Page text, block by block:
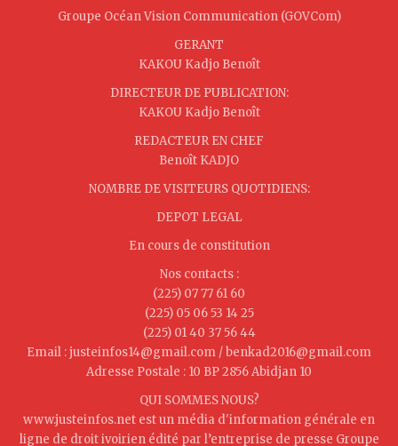
Groupe Océan Vision Communication (GOVCom)
GERANT
KAKOU Kadjo Benoît
DIRECTEUR DE PUBLICATION:
KAKOU Kadjo Benoît
REDACTEUR EN CHEF
Benoît KADJO
NOMBRE DE VISITEURS QUOTIDIENS:
DEPOT LEGAL
En cours de constitution
Nos contacts :
(225) 07 77 61 60
(225) 05 06 53 14 25
(225) 01 40 37 56 44
Email : justeinfos14@gmail.com / benkad2016@gmail.com
Adresse Postale : 10 BP 2856 Abidjan 10
QUI SOMMES NOUS?
www.justeinfos.net est un média d'information générale en
ligne de droit ivoirien édité par l’entreprise de presse Groupe